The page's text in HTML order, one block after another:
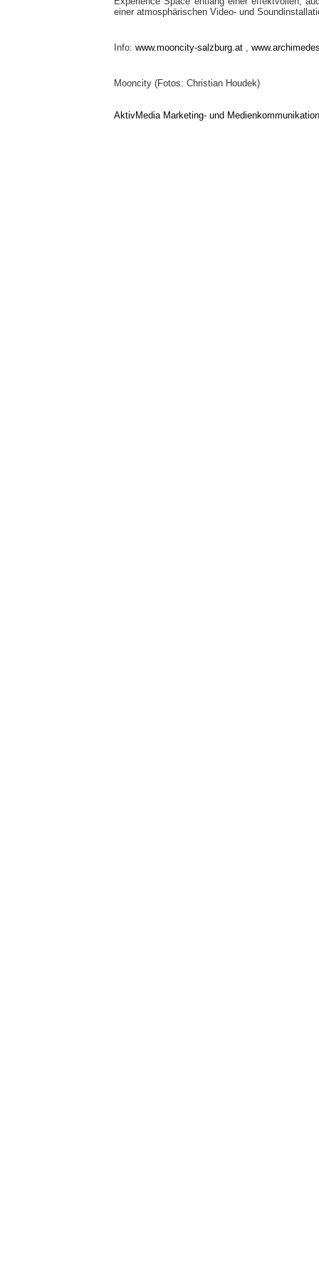
einer atmosphärischen Video- und
Info: www.mooncity-salzburg.at ,
Mooncity (Fotos: Christian Houdek)
AktivMedia Marketing- und